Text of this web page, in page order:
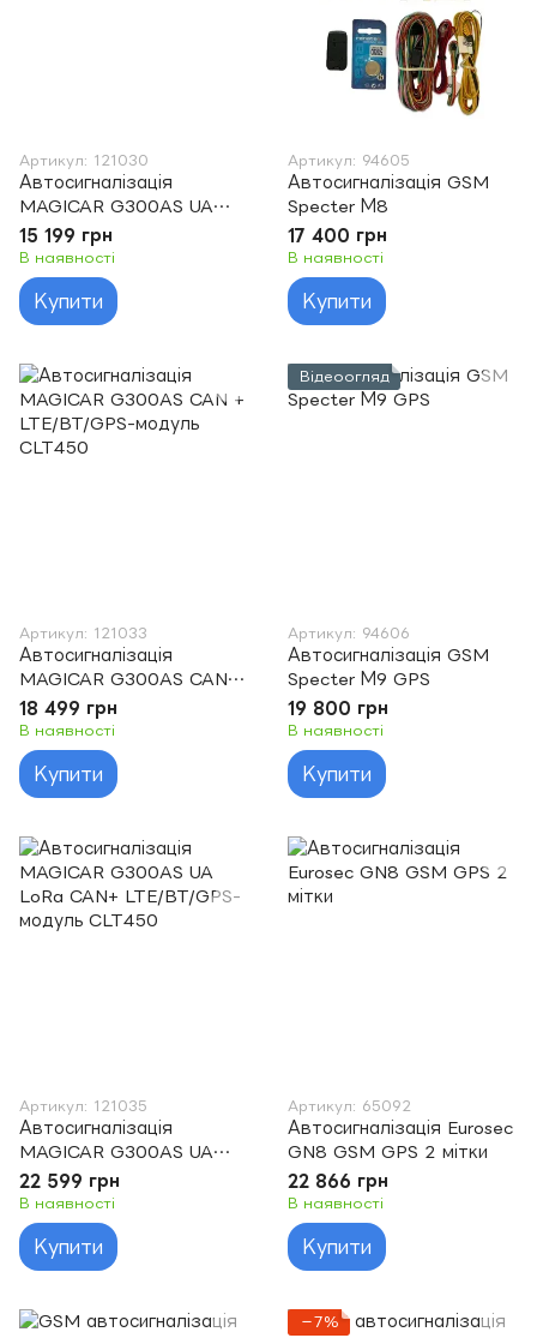
Артикул: 121030
Автосигналізація
MAGICAR G300AS UA
LoRa CAN
15 199 грн
В наявності
Купити
Артикул: 94605
Автосигналізація GSM
Specter М8
17 400 грн
В наявності
Купити
Артикул: 121033
Автосигналізація
MAGICAR G300AS CAN +
LTE/BT/GPS-модуль
CLT450
18 499 грн
В наявності
Купити
Відеоогляд
Артикул: 94606
Автосигналізація GSM
Specter М9 GPS
19 800 грн
В наявності
Купити
Артикул: 121035
Автосигналізація
MAGICAR G300AS UA
LoRa CAN+ LTE/BT/GPS-
модуль CLT450
22 599 грн
В наявності
Купити
Артикул: 65092
Автосигналізація Eurosec
GN8 GSM GPS 2 мітки
22 866 грн
В наявності
Купити
−7%